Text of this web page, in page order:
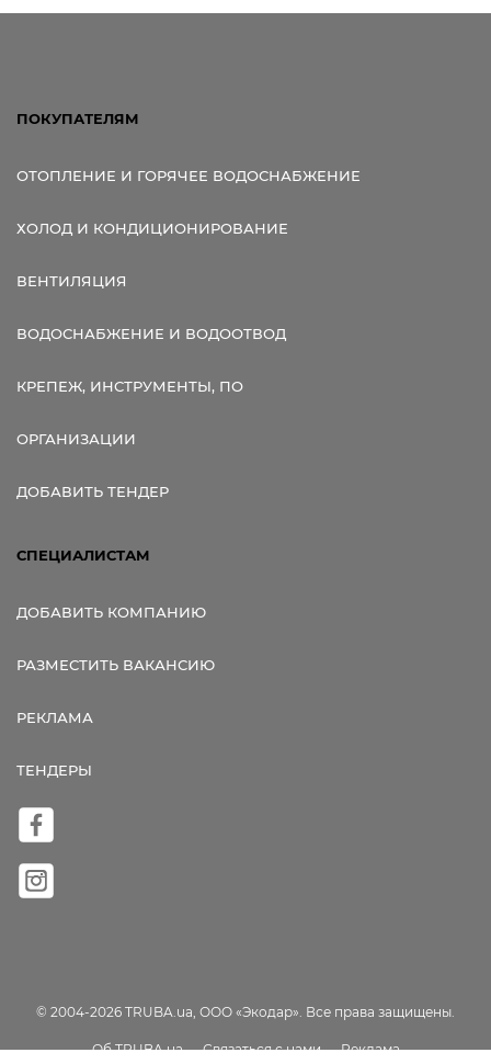
ПОКУПАТЕЛЯМ
ОТОПЛЕНИЕ И ГОРЯЧЕЕ ВОДОСНАБЖЕНИЕ
ХОЛОД И КОНДИЦИОНИРОВАНИЕ
ВЕНТИЛЯЦИЯ
ВОДОСНАБЖЕНИЕ И ВОДООТВОД
КРЕПЕЖ, ИНСТРУМЕНТЫ, ПО
ОРГАНИЗАЦИИ
ДОБАВИТЬ ТЕНДЕР
СПЕЦИАЛИСТАМ
ДОБАВИТЬ КОМПАНИЮ
РАЗМЕСТИТЬ ВАКАНСИЮ
РЕКЛАМА
ТЕНДЕРЫ
© 2004-2026 TRUBA.ua, ООО «Экодар». Все права защищены.
Об TRUBA.ua Связаться с нами Реклама